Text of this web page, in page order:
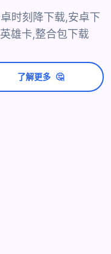
时刻降下载,安卓下
雄卡,整合包下载
了解更多 🤔